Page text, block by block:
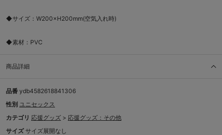
◆サイズ：W200×H200mm(空気入れ時)
◆素材：PVC
商品詳細
品番 ydb4582618841306
性別 ユニセックス
カテゴリ 応援グッズ > 応援グッズ：その他
サイズ サイズ展開なし